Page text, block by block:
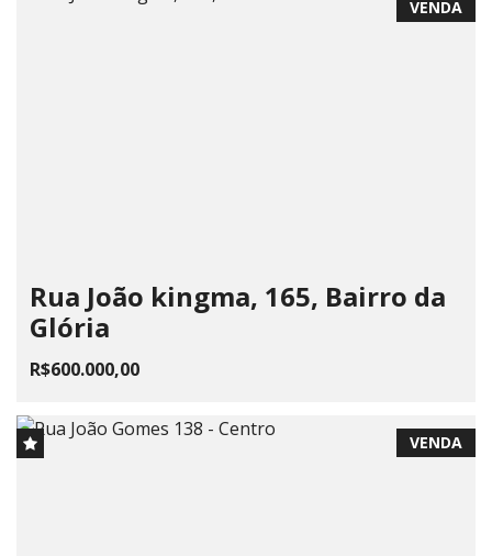
VENDA
Rua João kingma, 165, Bairro da
Glória
R$600.000,00
VENDA